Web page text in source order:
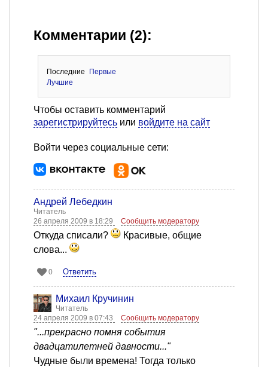
Комментарии (2):
Последние
Первые
Лучшие
Чтобы оставить комментарий
зарегистрируйтесь или войдите на сайт
Войти через социальные сети:
Андрей Лебедкин
Читатель
26 апреля 2009 в 18:29
Сообщить модератору
Откуда списали?
Красивые, общие
слова...
0 Ответить
Михаил Кручинин
Читатель
24 апреля 2009 в 07:43
Сообщить модератору
"...прекрасно помня события
двадцатилетней давности..."
Чудные были времена! Тогда только